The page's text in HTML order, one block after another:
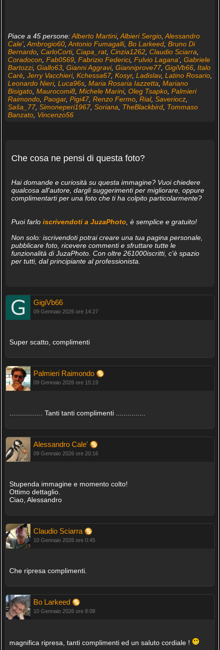
Piace a 45 persone:Alberto Martini, Albieri Sergio, Alessandro
Cale', Ambrogio60, Antonio Fumagalli, Bo Larkeed, Bruno Di
Bernardo, CarloCorti, Ciapa_rat, Cinzia1262, Claudio Sciarra
Coradocon Fab0569, Fabrizio Federici, Fulvio Lagana', Gabriele
Bartozzi, Giallo63, Gianni Aggravi, Gianniprove77, GigiVb66, Italo
Carè, Jerry Vacchieri, Kchessa67, Kosyr, Ladislav, Latino Rosario,
Leonardo Nieri, Luca96s, Maria Rosaria Iazzetta Mariano
Bisigato, Maurocomi8, Michele Marini, Oleg Tsapko, Palmieri
Raimondo, Paogar, Pigi47, Renzo Fermo, Rial, Saveriocz,
Saša_77, Simoneperi1967, Soriana TheBlackbird, Tommaso
Banzato, Vincenzo56
Che cosa ne pensi di questa foto?
Hai domande e curiosità su questa immagine? Vuoi chiedere
qualcosa all'autore, dargli suggerimenti per migliorare, oppure
complimentarti per una foto che ti ha colpito particolarmente?
Puoi farlo iscrivendoti a JuzaPhoto, è semplice e gratuito!
Non solo: iscrivendoti potrai creare una tua pagina personale,
pubblicare foto, ricevere commenti e sfruttare tutte le
funzionalità di JuzaPhoto. Con oltre 261000iscritti, c'è spazio
per tutti, dal principiante al professionista.
GigiVb66
09 Gennaio 2026 ore 14:27
Super scatto, complimenti
Palmieri Raimondo
09 Gennaio 2026 ore 15:19
................. Tanti tanti complimenti ...............
Alessandro Cale'
09 Gennaio 2026 ore 20:16
Stupenda immagine e momento colto!
Ottimo dettaglio.
Ciao, Alessandro
Claudio Sciarra
10 Gennaio 2026 ore 0:45
Che ripresa complimenti.
Bo Larkeed
10 Gennaio 2026 ore 8:08
magnifica ripresa, tanti complimenti ed un saluto cordiale !